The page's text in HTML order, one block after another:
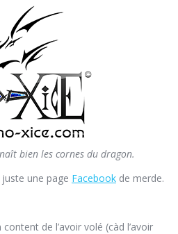
bien les cornes du dragon.
juste une page Facebook de merde.
de l’avoir volé (càd l’avoir